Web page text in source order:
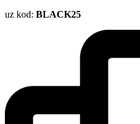
uz kod: BLACK25